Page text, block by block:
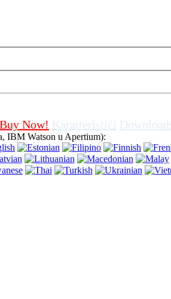
tidwir off cookies fil-browser, ifisser li inti
Buy Now! Karatteristiċi
IBM Watson u Apertium):